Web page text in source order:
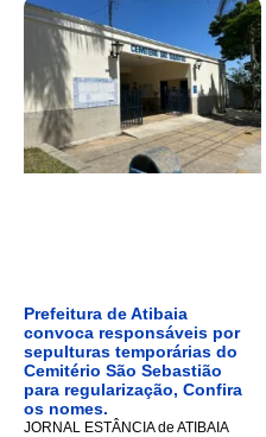
Prefeitura de Atibaia
convoca responsáveis por
sepulturas temporárias do
Cemitério São Sebastião
para regularização, Confira
os nomes.
JORNAL ESTÂNCIA de ATIBAIA